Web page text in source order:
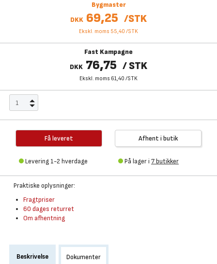
Bygmaster
DKK 69,25 /STK
Ekskl. moms 55,40 /STK
Fast Kampagne
DKK 76,75 /STK
Ekskl. moms 61,40 /STK
Få leveret
Levering 1-2 hverdage
Afhent i butik
På lager i 7 butikker
Praktiske oplysninger:
Fragtpriser
60 dages returret
Om afhentning
Beskrivelse Dokumenter